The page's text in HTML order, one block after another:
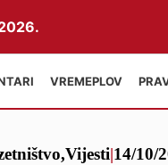
VREMEPLOV
,Vijesti|14/10/